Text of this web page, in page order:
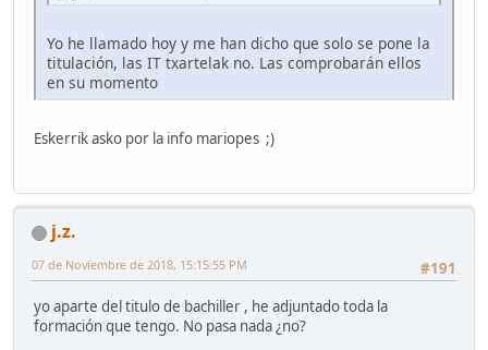
Yo he llamado hoy y me han dicho que solo se pone la
titulación, las IT txartelak no. Las comprobarán ellos
en su momento
Eskerrik asko por la info mariopes ;)
j.z.
#191
07 de Noviembre de 2018, 15:15:55 PM
yo aparte del titulo de bachiller , he adjuntado toda la
formación que tengo. No pasa nada ¿no?